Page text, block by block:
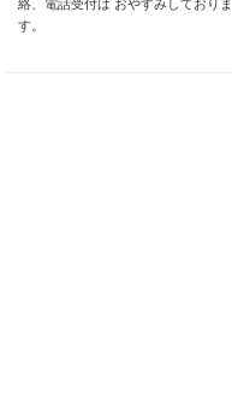
絡、電話受付は おやすみしておりま
す。